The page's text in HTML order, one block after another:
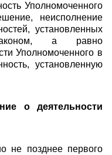
Уполномоченного
неисполнение
установленных
а равно
Уполномоченного в
установленную
о деятельности
не позднее первого